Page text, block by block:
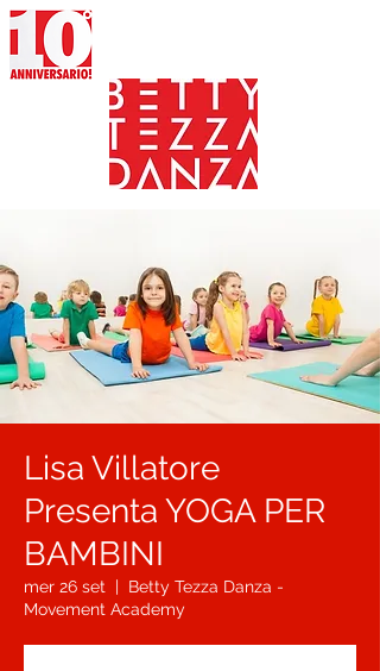
Lisa Villatore
Presenta YOGA PER
BAMBINI
mer 26 set
  |
Betty Tezza Danza -
Movement Academy